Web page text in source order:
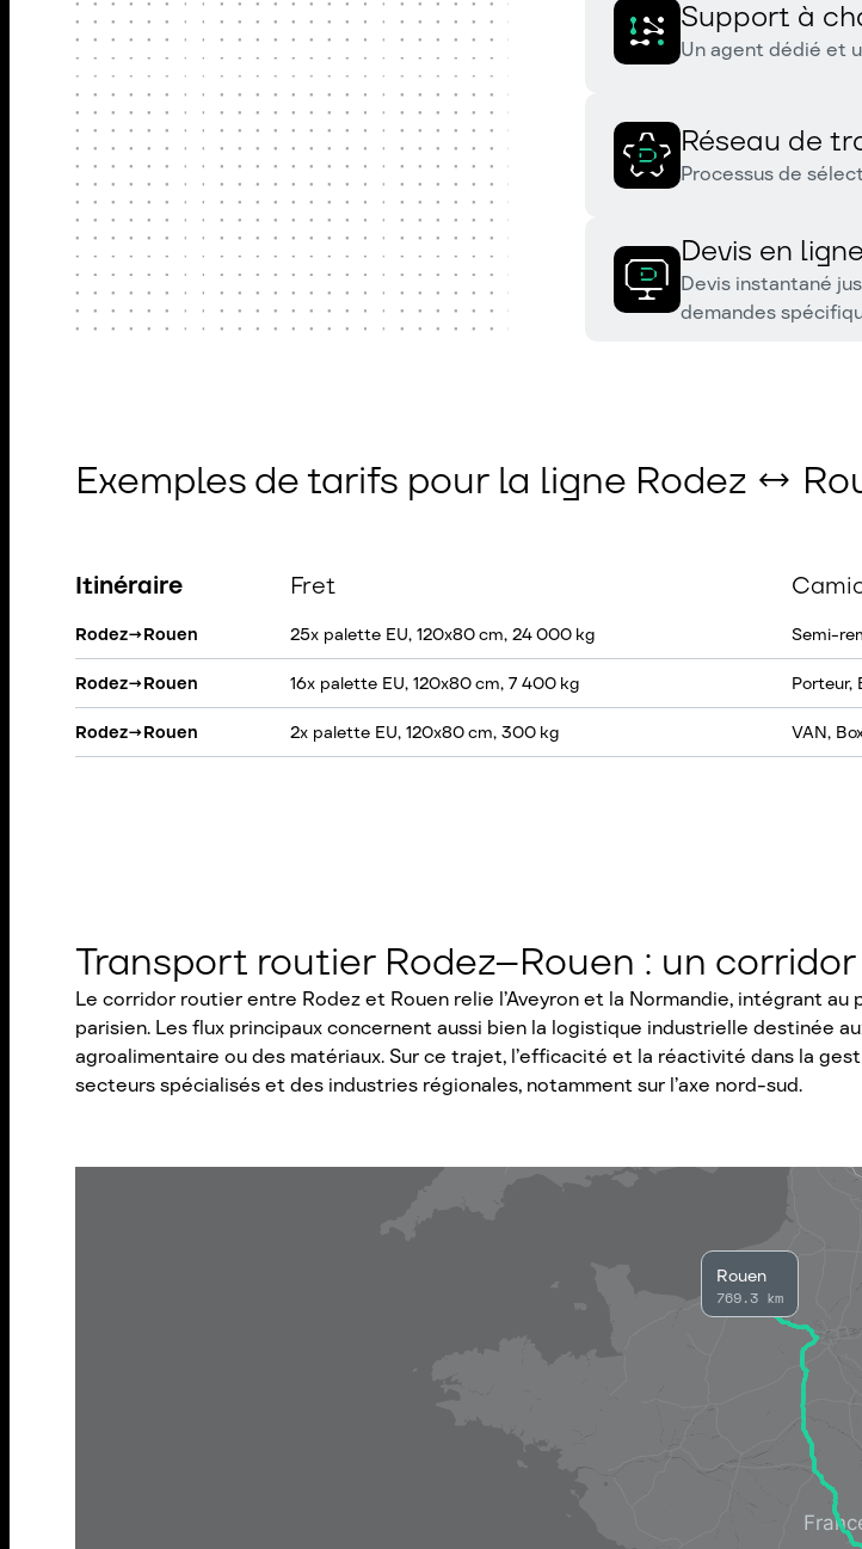
Support à
Un agent dédié et
Réseau de
Processus de
Devis en
Devis instantané
demandes
Exemples de tarifs pour la ligne Rodez ↔
Itinéraire Fret
Rodez→Rouen 25x palette EU, 120x80 cm, 24 000 kg Semi-
Rodez→Rouen 16x palette EU, 120x80 cm, 7 400 kg Porteur,
Rodez→Rouen 2x palette EU, 120x80 cm, 300 kg VAN,
Transport routier Rodez–Rouen : un
Le corridor routier entre Rodez et Rouen relie l’Aveyron et la Normandie, intégrant
parisien. Les flux principaux concernent aussi bien la logistique industrielle destinée
agroalimentaire ou des matériaux. Sur ce trajet, l’efficacité et la réactivité dans la
secteurs spécialisés et des industries régionales, notamment sur l’axe nord-sud.
Rouen
769.3 km